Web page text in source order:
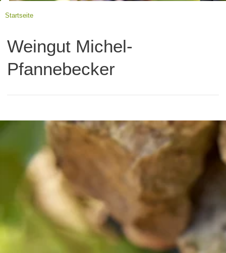
Startseite
Weingut Michel-
Pfannebecker